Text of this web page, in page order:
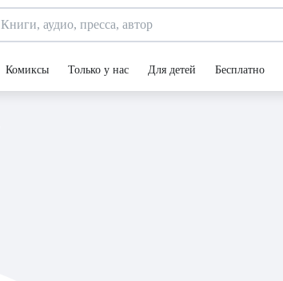
Комиксы Только у нас Для детей Бесплатно